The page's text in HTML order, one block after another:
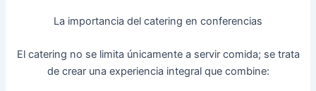
La importancia del catering en conferencias
El catering no se limita únicamente a servir comida; se trata
de crear una experiencia integral que combine: